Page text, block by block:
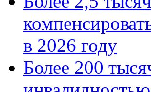
в 2026 году
Более 200